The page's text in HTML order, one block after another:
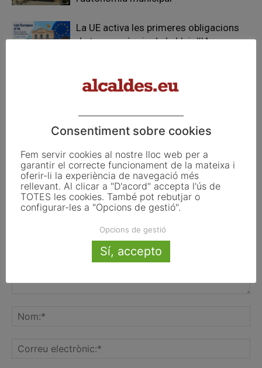
La UE activa les primeres obligacions
de transparència de la Llei d’IA que
El Pla de Barris mobilitza 117 municipis
FER UN COMENTARI
Consentiment sobre cookies
Fem servir cookies al nostre lloc web per a
garantir el correcte funcionament de la mateixa i
oferir-li la experiència de navegació més
rellevant. Al clicar a "D'acord" accepta l'ús de
TOTES les cookies. També pot rebutjar o
configurar-les a "Opcions de gestió".
Opcions de gestió
Sí, accepto